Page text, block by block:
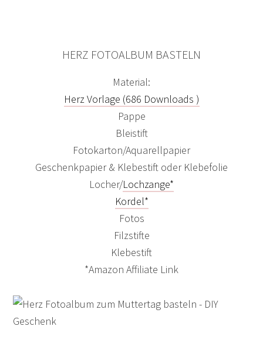
HERZ FOTOALBUM BASTELN
Material:
Herz Vorlage (686 Downloads )
Pappe
Bleistift
Fotokarton/Aquarellpapier
Geschenkpapier & Klebestift oder Klebefolie
Locher/Lochzange*
Kordel*
Fotos
Filzstifte
Klebestift
*Amazon Affiliate Link